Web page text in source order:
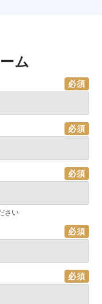
ム
さい